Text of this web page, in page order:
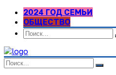
2024 ГОД СЕМЬИ
ОБЩЕСТВО